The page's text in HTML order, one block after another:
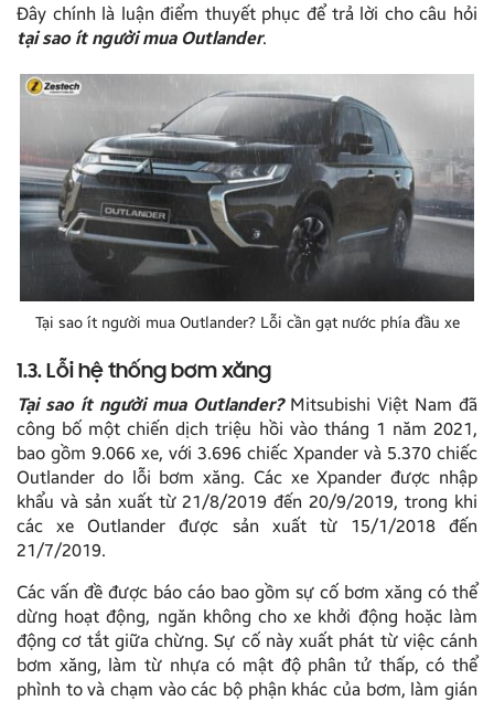
Đây chính là luận điểm thuyết phục để trả lời cho câu hỏi
tại sao ít người mua Outlander.
Tại sao ít người mua Outlander? Lỗi cần gạt nước phía đầu xe
1.3. Lỗi hệ thống bơm xăng
Tại sao ít người mua Outlander? Mitsubishi Việt Nam đã
công bố một chiến dịch triệu hồi vào tháng 1 năm 2021,
bao gồm 9.066 xe, với 3.696 chiếc Xpander và 5.370 chiếc
Outlander do lỗi bơm xăng. Các xe Xpander được nhập
khẩu và sản xuất từ 21/8/2019 đến 20/9/2019, trong khi
các xe Outlander được sản xuất từ 15/1/2018 đến
21/7/2019.
Các vấn đề được báo cáo bao gồm sự cố bơm xăng có thể
dừng hoạt động, ngăn không cho xe khởi động hoặc làm
động cơ tắt giữa chừng. Sự cố này xuất phát từ việc cánh
bơm xăng, làm từ nhựa có mật độ phân tử thấp, có thể
phình to và chạm vào các bộ phận khác của bơm, làm gián